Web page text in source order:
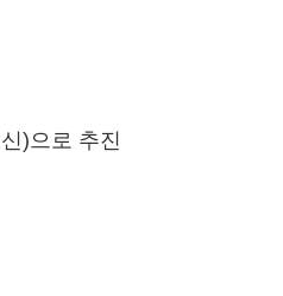
)으로 추진